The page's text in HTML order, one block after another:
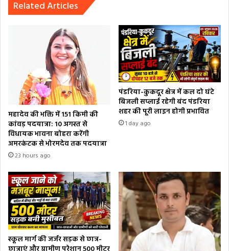
Related Articles
महादेव की भक्ति में 151 किमी की
कांवड़ पदयात्रा: 10 अगस्त से
विधायक भावना बोहरा करेंगी
अमरकंटक से भोरमदेव तक पदयात्रा
23 hours ago
पंडरिया-कुकदूर क्षेत्र में कल दो घंटे
बिजली सप्लाई रहेगी बंद पंडरिया
शहर की पूरी लाइन होगी प्रभावित
1 day ago
स्कूल मार्ग की जर्जर सड़क से छात्र-